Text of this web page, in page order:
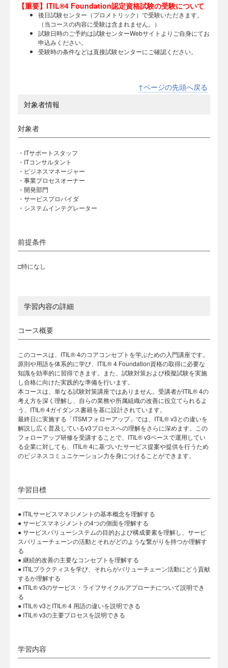
【重要】ITIL®4 Foundation認定資格試験の受験について
後日試験センター（プロメトリック）で受験いただきます。
（当コースの内容に受験は含まれません。）
試験日時のご予約は試験センターWebサイトよりご自身にてお
申込みください。
受験時の条件などは直接試験センターにご確認ください。
↑ページの先頭へ戻る
対象者情報
対象者
・ITサポートスタッフ
・ITコンサルタント
・ビジネスマネージャー
・事業プロセスオーナー
・開発部門
・サービスプロバイダ
・システムインテグレーター
前提条件
□特になし
学習内容の詳細
コース概要
このコースは、ITIL® 4のコアコンセプトを学ぶための入門講座です。
原則や用語を体系的に学び、ITIL® 4 Foundation資格の取得に必要な
知識を効率的に習得できます。また、試験対策および模擬試験を実施
し合格に向けた実践的な準備を行います。
本コースは、単なる試験対策講座ではありません。受講者がITIL® 4の
考え方を深く理解し、自らの業務や所属組織の改善に役立てられるよ
う、ITIL® 4ガイダンス書籍を基に設計されています。
最終日に実施する「ITSMフォローアップ」では、ITIL® v3との違いを
解説し広く普及しているv3プロセスへの理解をさらに深めます。この
フォローアップ研修を受講することで、ITIL® v3ベースで運用してい
る企業に対しても、ITIL® 4に基づいたサービス提案や提供を行うため
のビジネスコミュニケーション力を身につけることができます。
学習目標
● ITILサービスマネジメントの基本概念を理解する
● サービスマネジメントの4つの側面を理解する
● サービスバリューシステムの目的および構成要素を理解し、サービ
スバリューチェーンの活動とそれがどのような繋がりを持つか理解す
る
● 継続的改善の主要なコンセプトを理解する
● ITILプラクティスを学び、それらがバリューチェーン活動にどう貢献
するか理解する
● ITIL® v3のサービス・ライフサイクルアプローチについて説明でき
る
● ITIL® v3とITIL® 4 ⽤語の違いを説明できる
● ITIL® v3の主要プロセスを説明できる
学習内容